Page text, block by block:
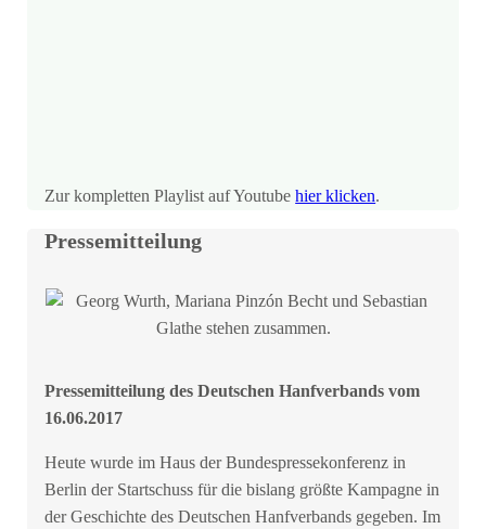
Zur kompletten Playlist auf Youtubehier klicken.
Pressemitteilung
Pressemitteilung des Deutschen Hanfverbands vom
16.06.2017
Heute wurde im Haus der Bundespressekonferenz in
Berlin der Startschuss für die bislang größte Kampagne in
der Geschichte des Deutschen Hanfverbands gegeben. Im